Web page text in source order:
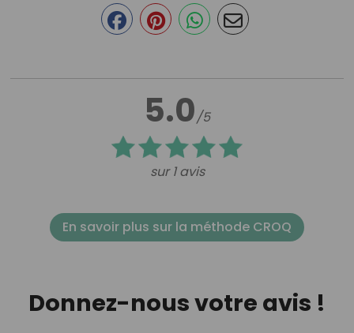
5.0/5
sur 1 avis
En savoir plus sur la méthode CROQ
Donnez-nous votre avis !